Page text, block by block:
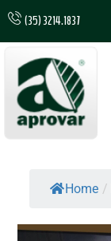
(35) 3214.1837
Home /